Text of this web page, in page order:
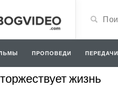
ПРОПОВЕДИ ПЕРЕДАЧИ
жизнь